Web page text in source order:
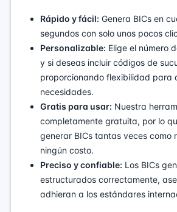
Rápido y fácil: Genera BICs en
segundos con solo unos pocos
Personalizable: Elige el número
y si deseas incluir códigos de
proporcionando flexibilidad para
necesidades.
Gratis para usar: Nuestra
completamente gratuita, por lo
generar BICs tantas veces como
ningún costo.
Preciso y confiable: Los BICs
estructurados correctamente,
adhieran a los estándares